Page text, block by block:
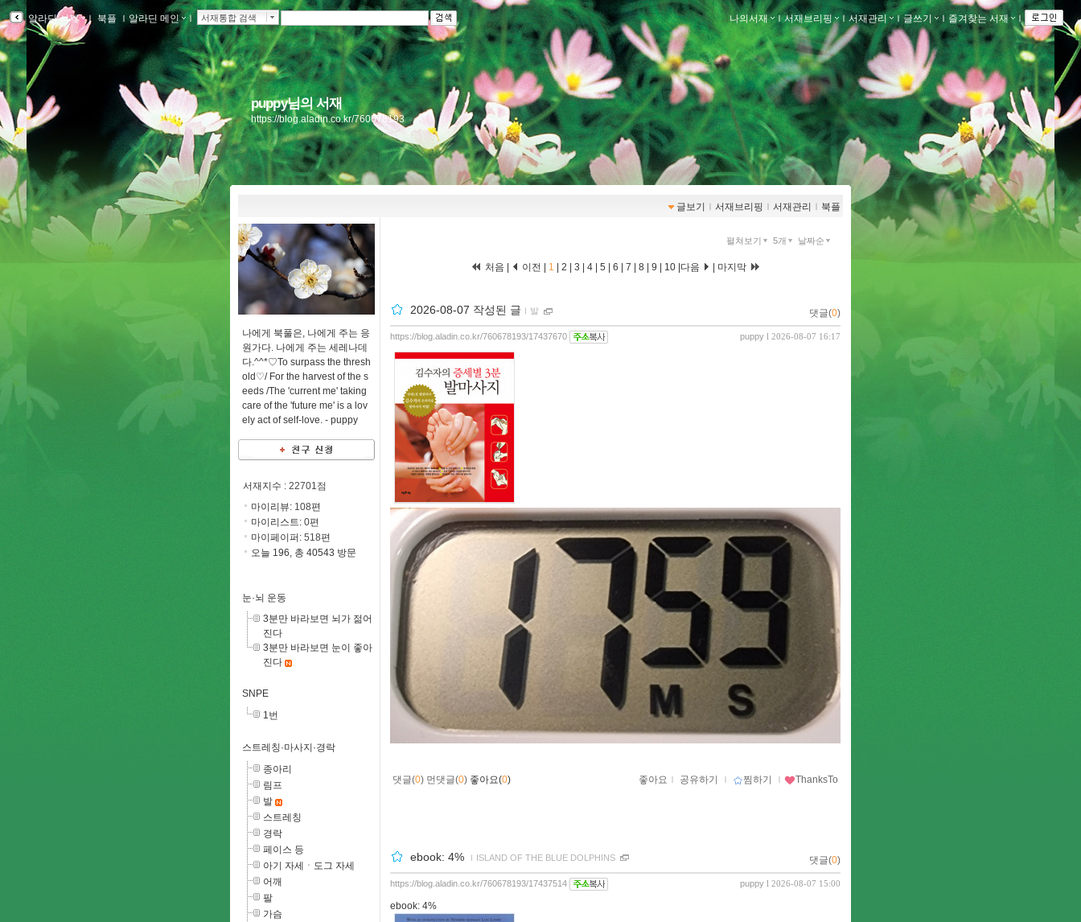
알라딘 서재 ｌ 북플 ｌ 알라딘 메인 ｌ 서재통합 검색 나의서재 ｌ서재브리핑 ｌ서재관리 ｌ글쓰기 ｌ 즐겨찾는 서재 ｌ
puppy님의 서재
https://blog.aladin.co.kr/760678193
글보기 ｌ 서재브리핑 ｌ 서재관리 ｌ 북플
나에게 북풀은, 나에게 주는 응
원가다. 나에게 주는 세레나데
다.^^*♡To surpass the thresh
old♡/ For the harvest of the s
eeds /The 'current me' taking
care of the 'future me' is a lov
ely act of self-love. - puppy
서재지수 : 22701점
마이리뷰: 108편
마이리스트: 0편
마이페이퍼: 518편
오늘 196, 총 40543 방문
눈·뇌 운동
3분만 바라보면 뇌가 젊어
진다
3분만 바라보면 눈이 좋아
진다
SNPE
1번
스트레칭·마사지·경락
종아리
림프
발
스트레칭
경락
페이스 등
아기 자세ㆍ도그 자세
어깨
팔
가슴
펼쳐보기 5개 날짜순
처음 | 이전 | 1 2 3 4 5 6 7 8 9 10 다음 마지막
2026-08-07 작성된 글 ｌ 발 댓글(0)
puppy l 2026-08-07 16:17
https://blog.aladin.co.kr/760678193/17437670
댓글(0) 먼댓글(0) 좋아요(0) 좋아요 ｌ 공유하기 ｌ 찜하기 ｌ ThanksTo
ebook: 4% ｌ ISLAND OF THE BLUE DOLPHINS 댓글(0)
puppy l 2026-08-07 15:00
https://blog.aladin.co.kr/760678193/17437514
ebook: 4%